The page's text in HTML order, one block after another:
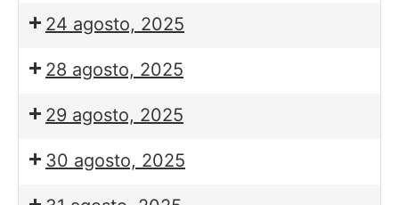
24 agosto, 2025
28 agosto, 2025
29 agosto, 2025
30 agosto, 2025